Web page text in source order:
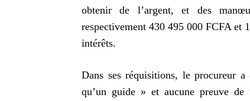
obtenir de l’argent, et des
respectivement 430 495 000 FCFA et
intérêts.
Dans ses réquisitions, le procureur
qu’un guide » et aucune preuve